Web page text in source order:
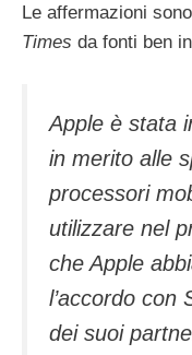
Le affermazioni
Times da fonti ben
Apple è stata
in merito alle
processori
utilizzare nel
che Apple
l’accordo con
dei suoi